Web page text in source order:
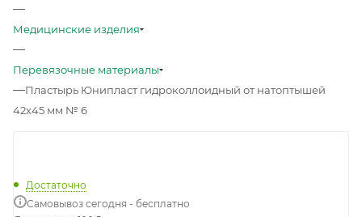
—
Медицинские изделия
—
Перевязочные материалы
—Пластырь Юнипласт гидроколлоидный от натоптышей
42х45 мм № 6
Достаточно
Самовывоз сегодня - бесплатно